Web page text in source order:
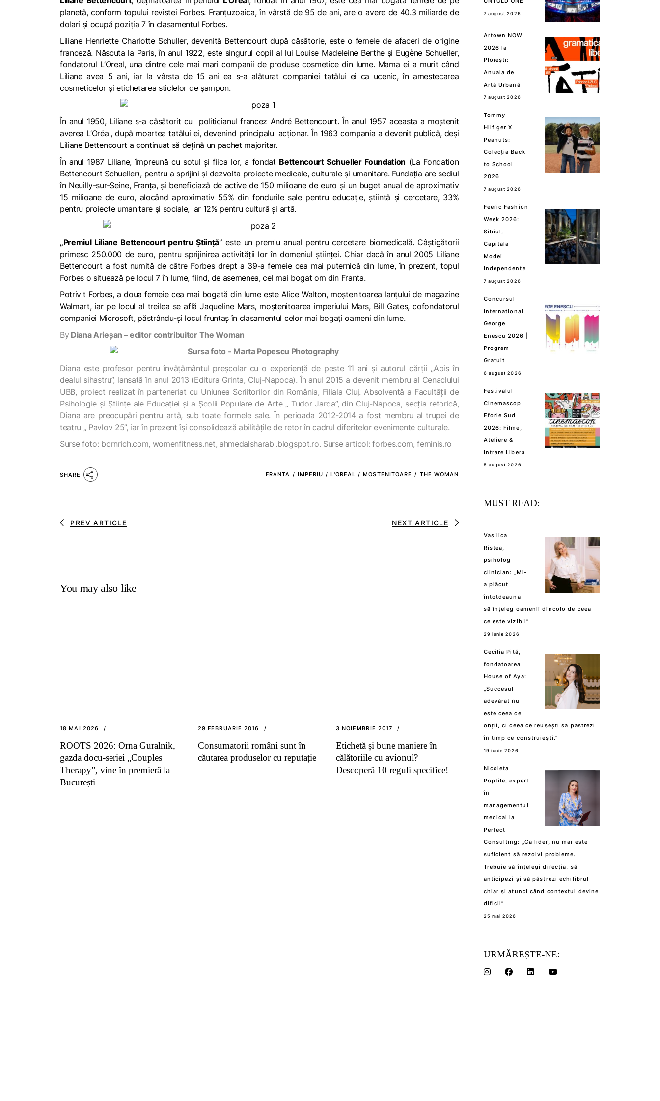
planetă, conform topului revistei Forbes. Franţuzoaica, în vârstă de 95 de ani, are o avere de 40.3 miliarde de
dolari şi ocupă poziţia 7 în clasamentul Forbes.
Liliane Henriette Charlotte Schuller, devenită Bettencourt după căsătorie, este o femeie de afaceri de origine
franceză. Născuta la Paris, în anul 1922, este singurul copil al lui Louise Madeleine Berthe și Eugène Schueller,
fondatorul L’Oreal, una dintre cele mai mari companii de produse cosmetice din lume. Mama ei a murit când
Liliane avea 5 ani, iar la vârsta de 15 ani ea s-a alăturat companiei tatălui ei ca ucenic, în amestecarea
cosmeticelor și etichetarea sticlelor de șampon.
În anul 1950, Liliane s-a căsătorit cu politicianul francez André Bettencourt. În anul 1957 aceasta a moștenit
averea L’Oréal, după moartea tatălui ei, devenind principalul acționar. În 1963 compania a devenit publică, deși
Liliane Bettencourt a continuat să dețină un pachet majoritar.
În anul 1987 Liliane, împreună cu soțul și fiica lor, a fondat Bettencourt Schueller Foundation (La Fondation
Bettencourt Schueller), pentru a sprijini și dezvolta proiecte medicale, culturale și umanitare. Fundația are sediul
în Neuilly-sur-Seine, Franța, și beneficiază de active de 150 milioane de euro și un buget anual de aproximativ
15 milioane de euro, alocând aproximativ 55% din fondurile sale pentru educație, știință și cercetare, 33%
pentru proiecte umanitare și sociale, iar 12% pentru cultură și artă.
„Premiul Liliane Bettencourt pentru Știință” este un premiu anual pentru cercetare biomedicală. Câștigătorii
primesc 250.000 de euro, pentru sprijinirea activității lor în domeniul științei. Chiar dacă în anul 2005 Liliane
Bettencourt a fost numită de către Forbes drept a 39-a femeie cea mai puternică din lume, în prezent, topul
Forbes o situează pe locul 7 în lume, fiind, de asemenea, cel mai bogat om din Franța.
Potrivit Forbes, a doua femeie cea mai bogată din lume este Alice Walton, moştenitoarea lanţului de magazine
Walmart, iar pe locul al treilea se află Jaqueline Mars, moştenitoarea imperiului Mars, Bill Gates, cofondatorul
companiei Microsoft, păstrându-și locul fruntaș în clasamentul celor mai bogați oameni din lume.
By Diana Arieșan – editor contribuitor The Woman
Diana este profesor pentru învățământul preșcolar cu o experiență de peste 11 ani și autorul cărții „Abis în
dealul sihastru”, lansată în anul 2013 (Editura Grinta, Cluj-Napoca). În anul 2015 a devenit membru al Cenaclului
UBB, proiect realizat în parteneriat cu Uniunea Scriitorilor din România, Filiala Cluj. Absolventă a Facultății de
Psihologie și Științe ale Educației și a Școlii Populare de Arte „ Tudor Jarda”, din Cluj-Napoca, secția retorică,
Diana are preocupări pentru artă, sub toate formele sale. În perioada 2012-2014 a fost membru al trupei de
teatru „ Pavlov 25”, iar în prezent își consolidează abilitățile de retor în cadrul diferitelor evenimente culturale.
Surse foto: bornrich.com, womenfitness.net, ahmedalsharabi.blogspot.ro. Surse articol: forbes.com, feminis.ro
SHARE FRANTA / IMPERIU / L'OREAL / MOSTENITOARE / THE WOMAN
PREV ARTICLE NEXT ARTICLE
You may also like
18 MAI 2026
ROOTS 2026: Orna Guralnik,
gazda docu-seriei „Couples
Therapy”, vine în premieră la
București
29 FEBRUARIE 2016
Consumatorii români sunt în
căutarea produselor cu reputație
3 NOIEMBRIE 2017
Etichetă și bune maniere în
călătoriile cu avionul?
Descoperă 10 reguli specifice!
7 august 2026
Artown NOW
2026 la
Ploiești:
Anuala de
Artă Urbană
7 august 2026
Tommy
Hilfiger X
Peanuts:
Colecția Back
to School
2026
7 august 2026
Feeric Fashion
Week 2026:
Sibiul,
Capitala
Modei
Independente
7 august 2026
Concursul
International
George
Enescu 2026 |
Program
Gratuit
6 august 2026
Festivalul
Cinemascop
Eforie Sud
2026: Filme,
Ateliere &
Intrare Libera
5 august 2026
MUST READ:
Vasilica
Ristea,
psiholog
clinician: „Mi-
a plăcut
întotdeauna
să înțeleg oamenii dincolo de ceea
ce este vizibil”
29 iunie 2026
Cecilia Pită,
fondatoarea
House of Aya:
„Succesul
adevărat nu
este ceea ce
obții, ci ceea ce reușești să păstrezi
în timp ce construiești.”
19 iunie 2026
Nicoleta
Poptile, expert
în
managementul
medical la
Perfect
Consulting: „Ca lider, nu mai este
suficient să rezolvi probleme.
Trebuie să înțelegi direcția, să
anticipezi și să păstrezi echilibrul
chiar și atunci când contextul devine
dificil”
25 mai 2026
URMĂREȘTE-NE: